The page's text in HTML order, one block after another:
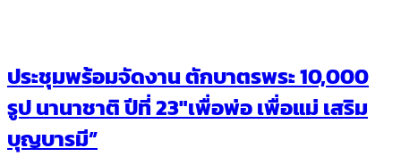
ประชุมพร้อมจัดงาน ตักบาตรพระ 10,000
รูป นานาชาติ ปีที่ 23″เพื่อพ่อ เพื่อแม่ เสริม
บุญบารมี”